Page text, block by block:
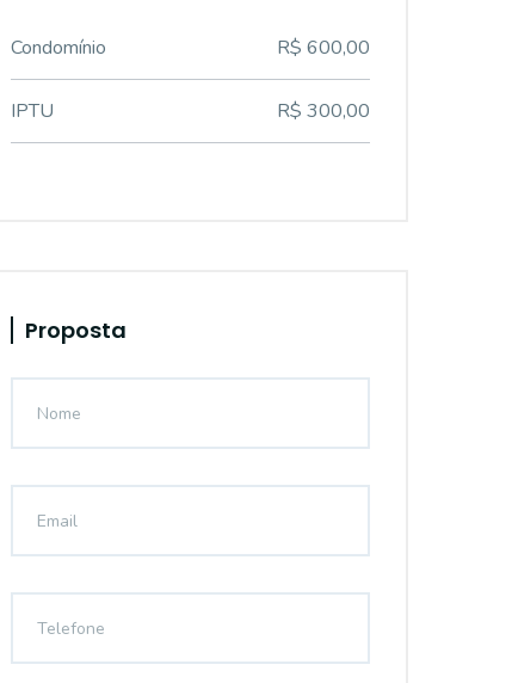
Condomínio R$ 600,00
IPTU R$ 300,00
Proposta